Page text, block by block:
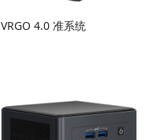
VRGO 4.0 准系统